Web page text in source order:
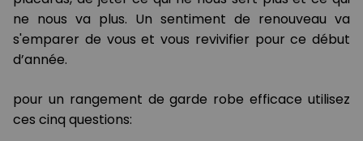
ne nous va plus. Un sentiment de renouveau va
s'emparer de vous et vous revivifier pour ce début
d’année.
pour un rangement de garde robe efficace utilisez
ces cinq questions: